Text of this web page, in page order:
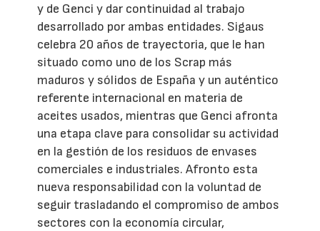
y de Genci y dar continuidad al trabajo
desarrollado por ambas entidades. Sigaus
celebra 20 años de trayectoria, que le han
situado como uno de los Scrap más
maduros y sólidos de España y un auténtico
referente internacional en materia de
aceites usados, mientras que Genci afronta
una etapa clave para consolidar su actividad
en la gestión de los residuos de envases
comerciales e industriales. Afronto esta
nueva responsabilidad con la voluntad de
seguir trasladando el compromiso de ambos
sectores con la economía circular,